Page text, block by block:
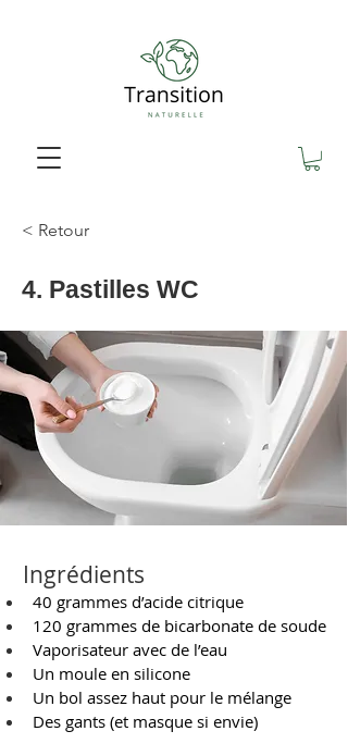
< Retour
4. Pastilles WC
Ingrédients
40 grammes d’acide citrique
120 grammes de bicarbonate de soude
Vaporisateur avec de l’eau
Un moule en silicone
Un bol assez haut pour le mélange
Des gants (et masque si envie)